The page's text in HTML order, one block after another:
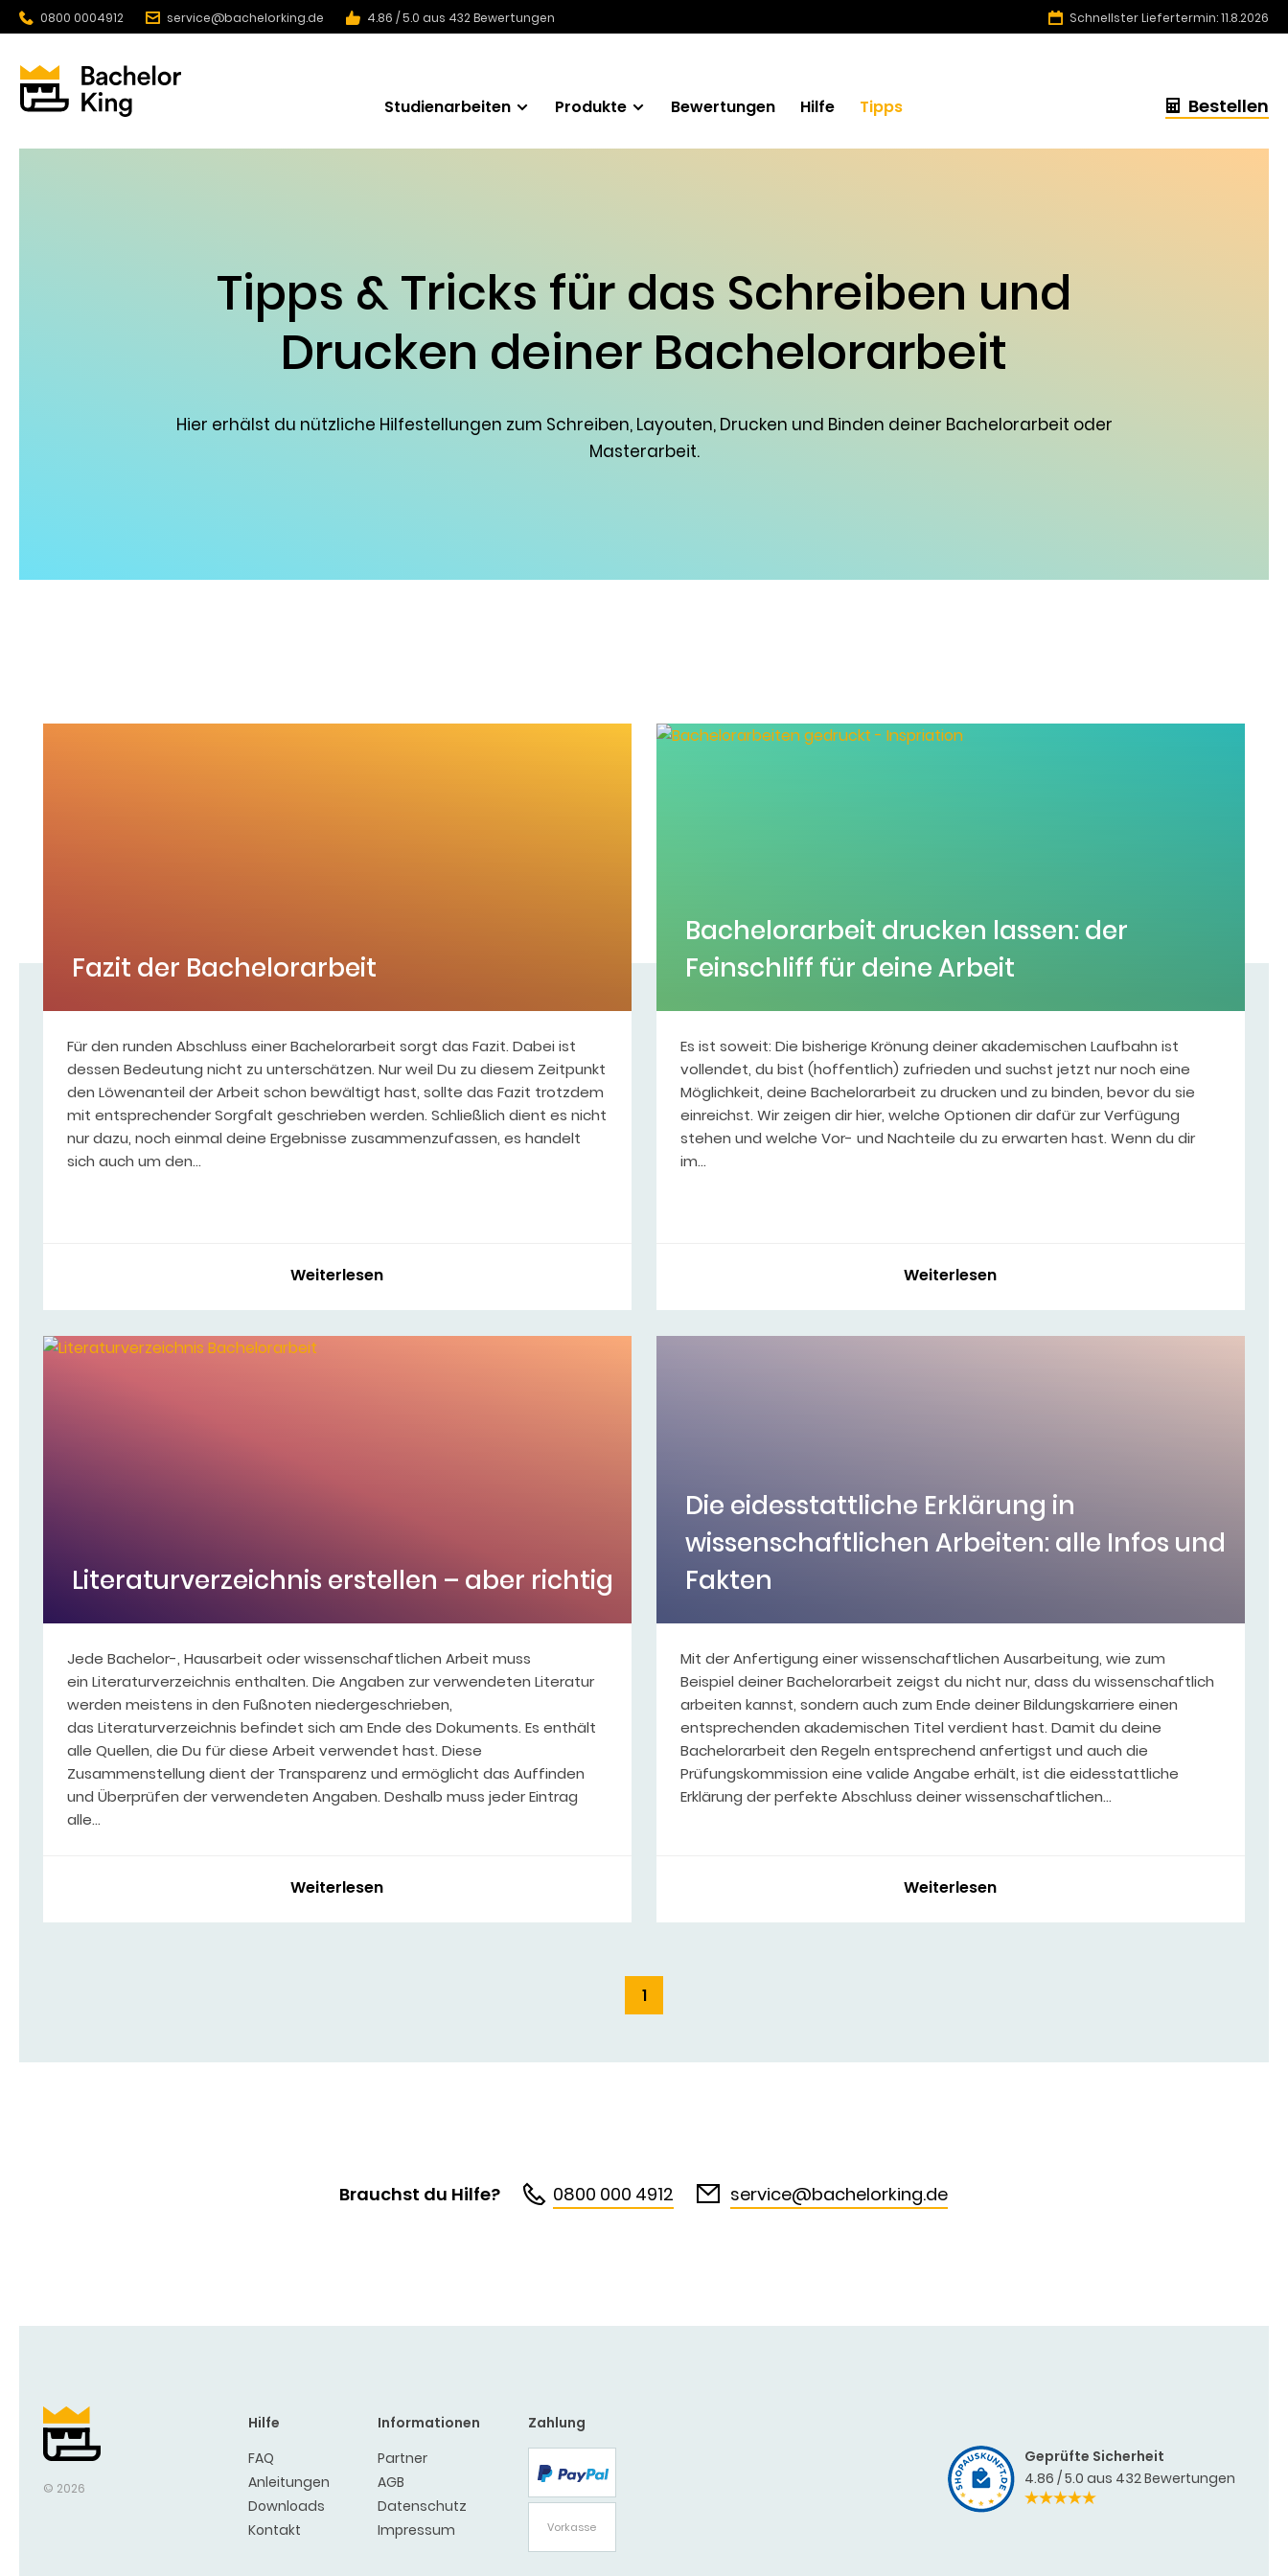
0800 0004912 service@bachelorking.de 4.86 / 5.0 aus 432 Bewertungen Schnellster Liefertermin: 11.8.2026
Studienarbeiten Produkte Bewertungen Hilfe Tipps Bestellen
Tipps & Tricks für das Schreiben und
Drucken deiner Bachelorarbeit
Hier erhälst du nützliche Hilfestellungen zum Schreiben, Layouten, Drucken und Binden deiner Bachelorarbeit oder
Masterarbeit.
Fazit der Bachelorarbeit
Für den runden Abschluss einer Bachelorarbeit sorgt das Fazit. Dabei ist
dessen Bedeutung nicht zu unterschätzen. Nur weil Du zu diesem Zeitpunkt
den Löwenanteil der Arbeit schon bewältigt hast, sollte das Fazit trotzdem
mit entsprechender Sorgfalt geschrieben werden. Schließlich dient es nicht
nur dazu, noch einmal deine Ergebnisse zusammenzufassen, es handelt
sich auch um den…
Weiterlesen
Bachelorarbeit drucken lassen: der
Feinschliff für deine Arbeit
Es ist soweit: Die bisherige Krönung deiner akademischen Laufbahn ist
vollendet, du bist (hoffentlich) zufrieden und suchst jetzt nur noch eine
Möglichkeit, deine Bachelorarbeit zu drucken und zu binden, bevor du sie
einreichst. Wir zeigen dir hier, welche Optionen dir dafür zur Verfügung
stehen und welche Vor- und Nachteile du zu erwarten hast. Wenn du dir
im…
Weiterlesen
Literaturverzeichnis erstellen – aber richtig
Jede Bachelor-, Hausarbeit oder wissenschaftlichen Arbeit muss
ein Literaturverzeichnis enthalten. Die Angaben zur verwendeten Literatur
werden meistens in den Fußnoten niedergeschrieben,
das Literaturverzeichnis befindet sich am Ende des Dokuments. Es enthält
alle Quellen, die Du für diese Arbeit verwendet hast. Diese
Zusammenstellung dient der Transparenz und ermöglicht das Auffinden
und Überprüfen der verwendeten Angaben. Deshalb muss jeder Eintrag
alle…
Weiterlesen
Die eidesstattliche Erklärung in
wissenschaftlichen Arbeiten: alle Infos und
Fakten
Mit der Anfertigung einer wissenschaftlichen Ausarbeitung, wie zum
Beispiel deiner Bachelorarbeit zeigst du nicht nur, dass du wissenschaftlich
arbeiten kannst, sondern auch zum Ende deiner Bildungskarriere einen
entsprechenden akademischen Titel verdient hast. Damit du deine
Bachelorarbeit den Regeln entsprechend anfertigst und auch die
Prüfungskommission eine valide Angabe erhält, ist die eidesstattliche
Erklärung der perfekte Abschluss deiner wissenschaftlichen…
Weiterlesen
1
Brauchst du Hilfe? 0800 000 4912 service@bachelorking.de
Bachelor King
© 2026
Hilfe
FAQ
Anleitungen
Downloads
Kontakt
Informationen
Partner
AGB
Datenschutz
Impressum
Zahlung
Vorkasse
Geprüfte Sicherheit
4.86 / 5.0 aus 432 Bewertungen